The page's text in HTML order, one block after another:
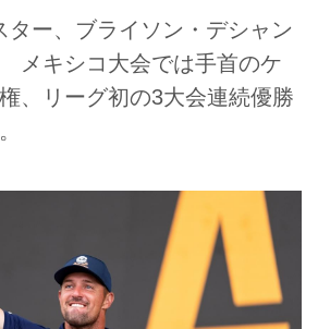
ター、ブライソン・デシャン
メキシコ大会では手首のケ
、リーグ初の3大会連続優勝